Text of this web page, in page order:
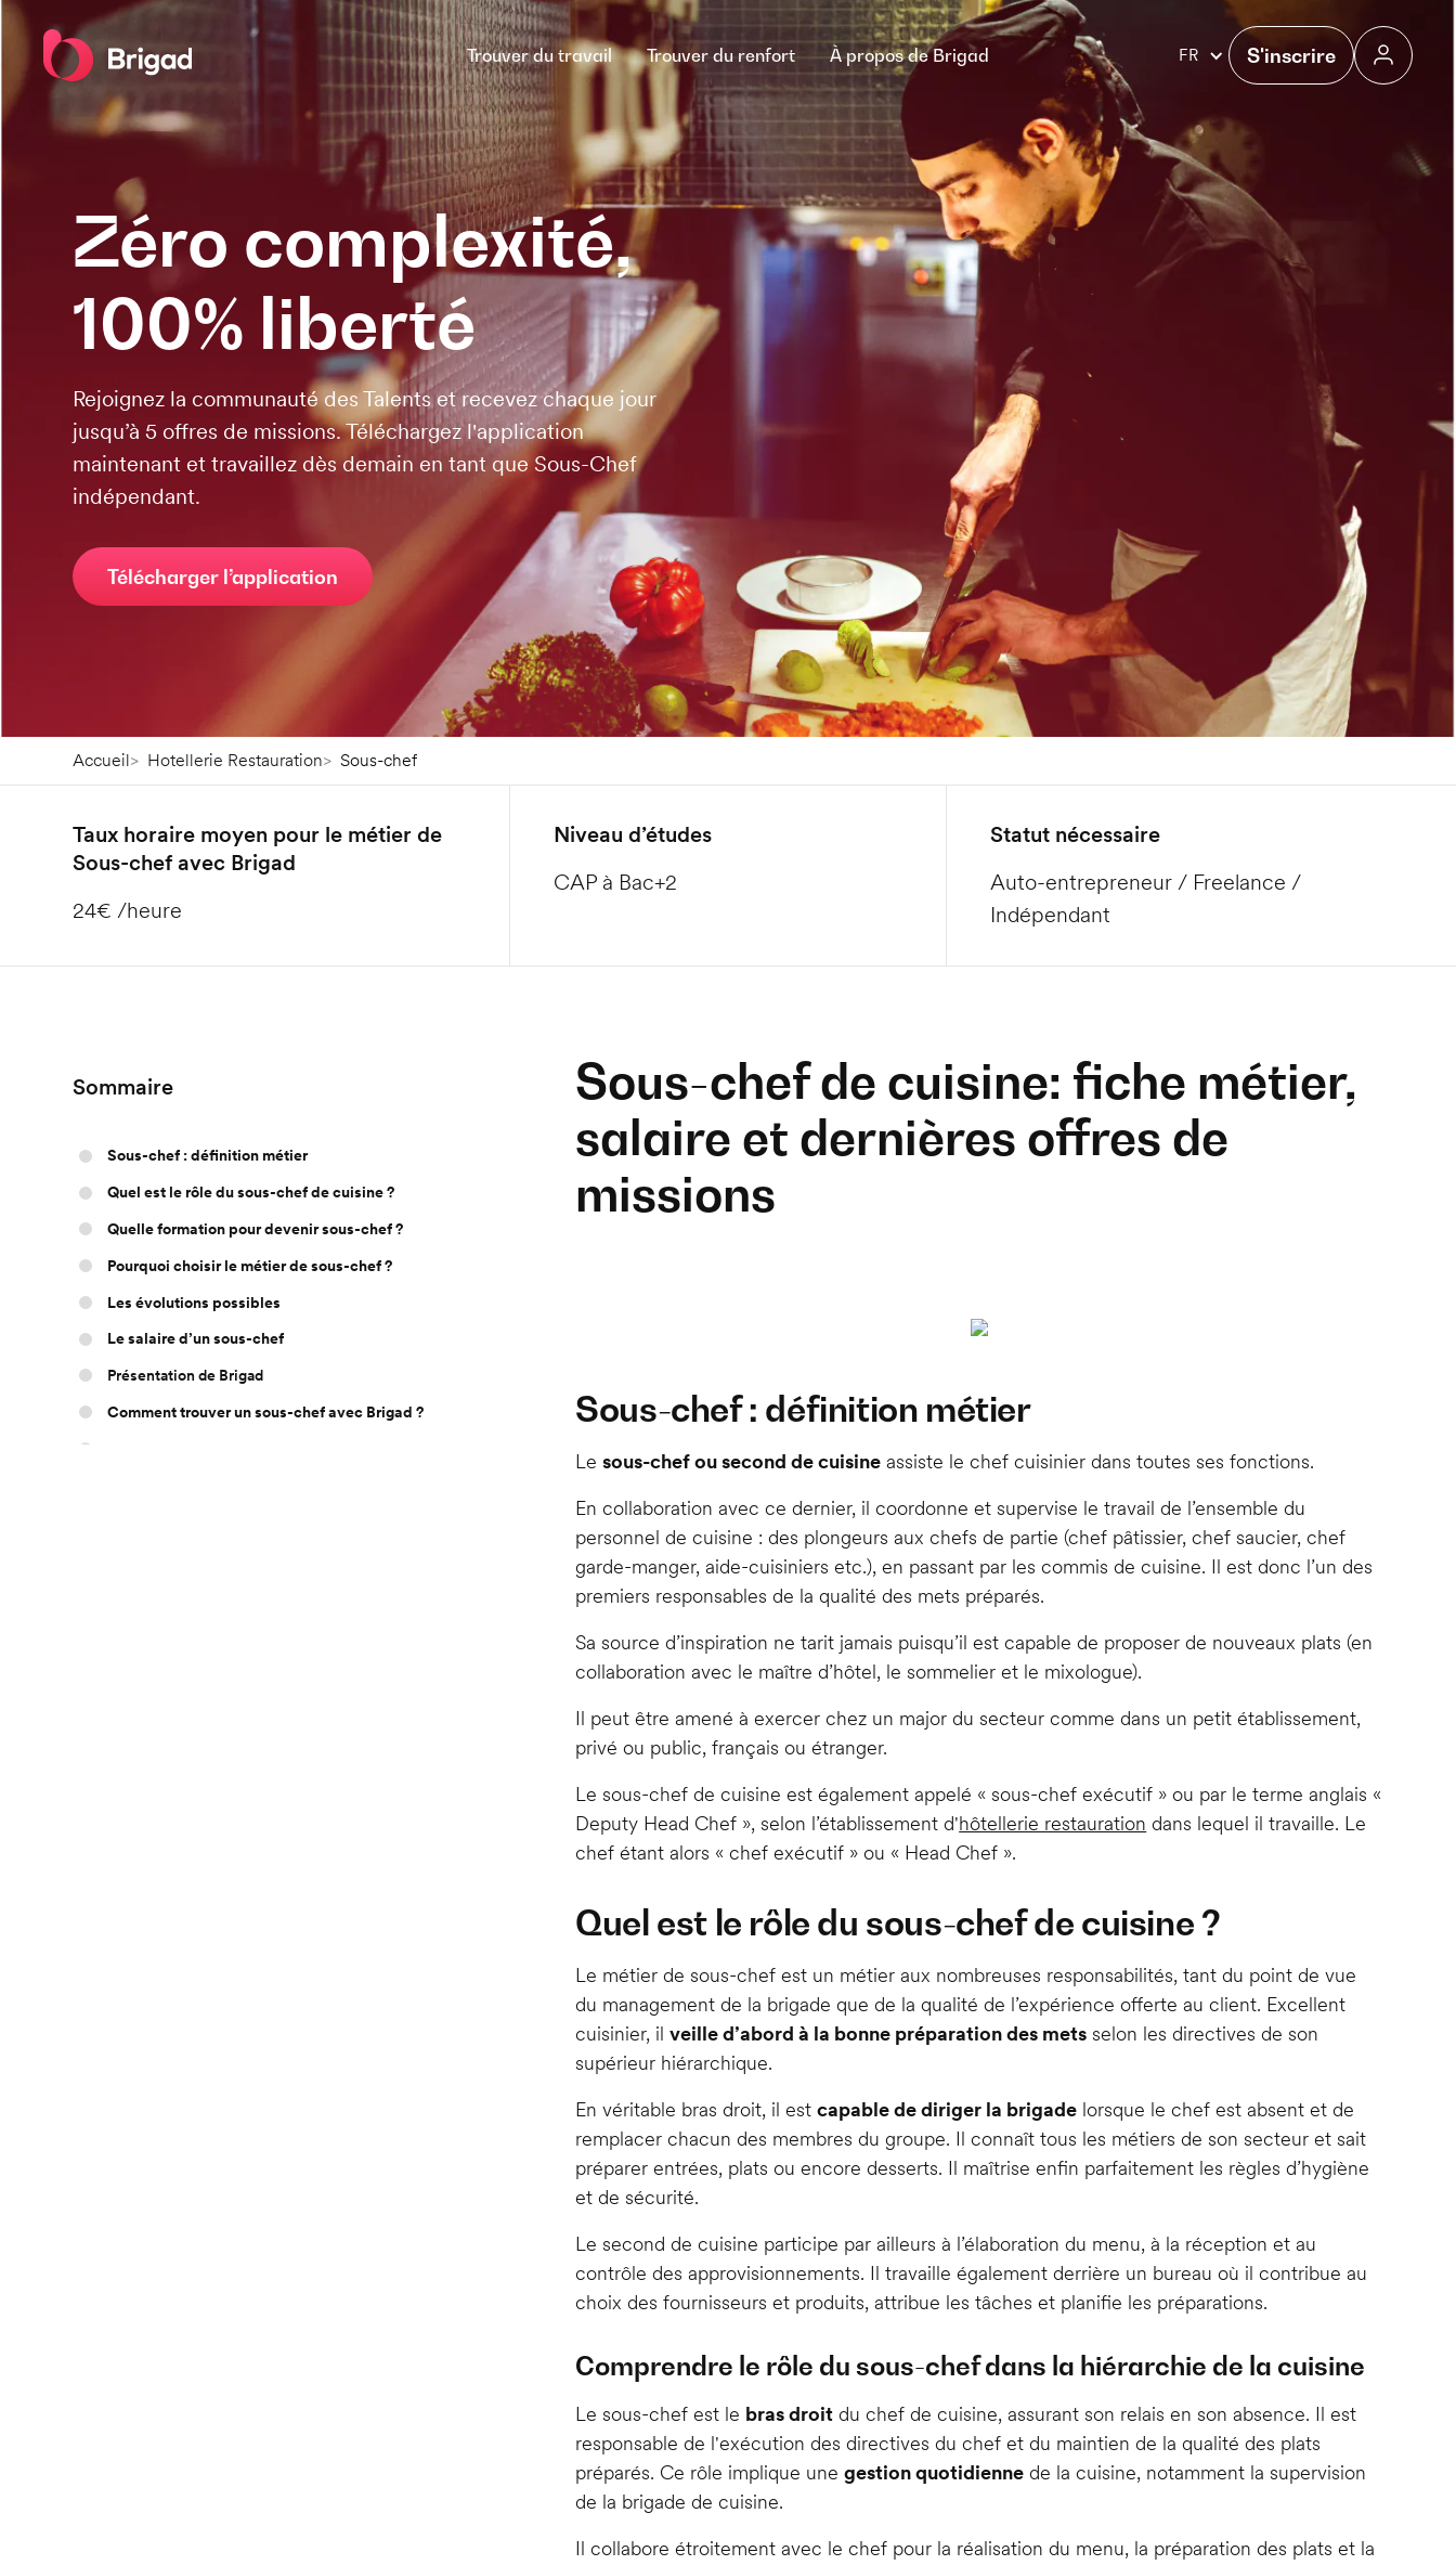
Trouver du travail Trouver du renfort À propos de Brigad FR S'inscrire
Zéro complexité,
100% liberté
Rejoignez la communauté des Talents et recevez chaque jour
jusqu’à 5 offres de missions. Téléchargez l'application
maintenant et travaillez dès demain en tant que Sous-Chef
indépendant.
Télécharger l’application
Accueil Hotellerie Restauration Sous-chef
Taux horaire moyen pour le métier de
Sous-chef avec Brigad
24€ /heure
Niveau d’études
CAP à Bac+2
Statut nécessaire
Auto-entrepreneur / Freelance /
Indépendant
Sommaire
Sous-chef : définition métier
Quel est le rôle du sous-chef de cuisine ?
Quelle formation pour devenir sous-chef ?
Pourquoi choisir le métier de sous-chef ?
Les évolutions possibles
Le salaire d’un sous-chef
Présentation de Brigad
Comment trouver un sous-chef avec Brigad ?
Sous-chef de cuisine: fiche métier,
salaire et dernières offres de
missions
Sous-chef : définition métier
Lesous-chef ou second de cuisine assiste le chef cuisinier dans toutes ses fonctions.
En collaboration avec ce dernier, il coordonne et supervise le travail de l’ensemble du
personnel de cuisine : des plongeurs aux chefs de partie (chef pâtissier, chef saucier, chef
garde-manger, aide-cuisiniers etc.), en passant par les commis de cuisine. Il est donc l’un des
premiers responsables de la qualité des mets préparés.
Sa source d’inspiration ne tarit jamais puisqu’il est capable de proposer de nouveaux plats (en
collaboration avec le maître d’hôtel, le sommelier et le mixologue).
Il peut être amené à exercer chez un major du secteur comme dans un petit établissement,
privé ou public, français ou étranger.
Le sous-chef de cuisine est également appelé « sous-chef exécutif » ou par le terme anglais «
Deputy Head Chef », selon l’établissement d'hôtellerie restauration dans lequel il travaille. Le
chef étant alors « chef exécutif » ou « Head Chef ».
Quel est le rôle du sous-chef de cuisine ?
Le métier de sous-chef est un métier aux nombreuses responsabilités, tant du point de vue
du management de la brigade que de la qualité de l’expérience offerte au client. Excellent
cuisinier, ilveille d’abord à la bonne préparation des mets selon les directives de son
supérieur hiérarchique.
En véritable bras droit, il estcapable de diriger la brigade lorsque le chef est absent et de
remplacer chacun des membres du groupe. Il connaît tous les métiers de son secteur et sait
préparer entrées, plats ou encore desserts. Il maîtrise enfin parfaitement les règles d’hygiène
et de sécurité.
Le second de cuisine participe par ailleurs à l’élaboration du menu, à la réception et au
contrôle des approvisionnements. Il travaille également derrière un bureau où il contribue au
choix des fournisseurs et produits, attribue les tâches et planifie les préparations.
Comprendre le rôle du sous-chef dans la hiérarchie de la cuisine
Le sous-chef est le bras droit du chef de cuisine, assurant son relais en son absence. Il est
responsable de l'exécution des directives du chef et du maintien de la qualité des plats
préparés. Ce rôle implique unegestion quotidienne de la cuisine, notamment la supervision
de la brigade de cuisine.
Il collabore étroitement avec le chef pour la réalisation du menu, la préparation des plats et la